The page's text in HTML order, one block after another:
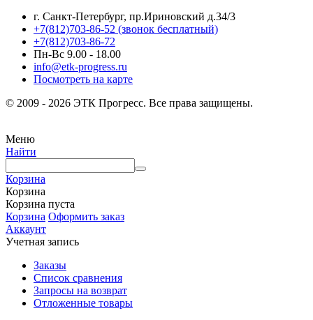
г. Санкт-Петербург, пр.Ириновский д.34/3
+7(812)703-86-52 (звонок бесплатный)
+7(812)703-86-72
Пн-Вс 9.00 - 18.00
info@etk-progress.ru
Посмотреть на карте
© 2009 - 2026 ЭТК Прогресс. Все права защищены.
Меню
Найти
Корзина
Корзина
Корзина пуста
Корзина Оформить заказ
Аккаунт
Учетная запись
Заказы
Список сравнения
Запросы на возврат
Отложенные товары